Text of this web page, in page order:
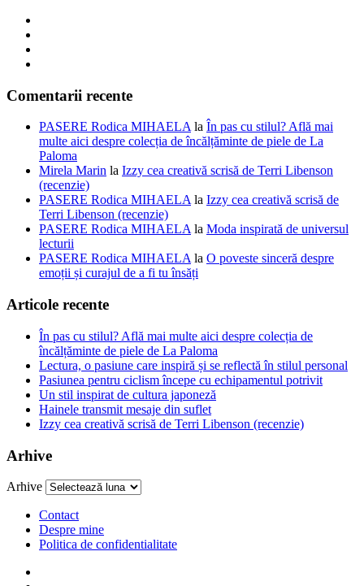
Comentarii recente
PASERE Rodica MIHAELA la În pas cu stilul? Află mai
multe aici despre colecția de încălțăminte de piele de La
Paloma
Mirela Marin la Izzy cea creativă scrisă de Terri Libenson
(recenzie)
PASERE Rodica MIHAELA la Izzy cea creativă scrisă de
Terri Libenson (recenzie)
PASERE Rodica MIHAELA la Moda inspirată de universul
lecturii
PASERE Rodica MIHAELA la O poveste sinceră despre
emoții și curajul de a fi tu însăți
Articole recente
În pas cu stilul? Află mai multe aici despre colecția de
încălțăminte de piele de La Paloma
Lectura, o pasiune care inspiră și se reflectă în stilul personal
Pasiunea pentru ciclism începe cu echipamentul potrivit
Un stil inspirat de cultura japoneză
Hainele transmit mesaje din suflet
Izzy cea creativă scrisă de Terri Libenson (recenzie)
Arhive
Arhive
Contact
Despre mine
Politica de confidentialitate